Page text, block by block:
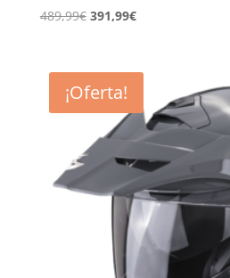
489,99€ El
era:
489,99€.
391,99€El
es:
391,99€.
¡Oferta!